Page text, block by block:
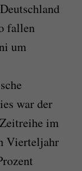
fallen
um
war der
im
Vierteljahr